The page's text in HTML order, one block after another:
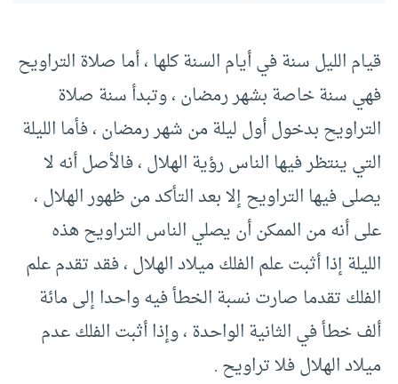
قيام الليل سنة في أيام السنة كلها ، أما صلاة التراويح
فهي سنة خاصة بشهر رمضان ، وتبدأ سنة صلاة
التراويح بدخول أول ليلة من شهر رمضان ، فأما الليلة
التي ينتظر فيها الناس رؤية الهلال ، فالأصل أنه لا
يصلى فيها التراويح إلا بعد التأكد من ظهور الهلال ،
على أنه من الممكن أن يصلي الناس التراويح هذه
الليلة إذا أثبت علم الفلك ميلاد الهلال ، فقد تقدم علم
الفلك تقدما صارت نسبة الخطأ فيه واحدا إلى مائة
ألف خطأ في الثانية الواحدة ، وإذا أثبت الفلك عدم
ميلاد الهلال فلا تراويح .